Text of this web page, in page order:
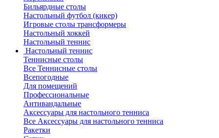
Бильярдные столы
Настольный футбол (кикер)
Игровые столы трансформеры
Настольный хоккей
Настольный теннис
Настольный теннис
Теннисные столы
Все Теннисные столы
Всепогодные
Для помещений
Профессиональные
Антивандальные
Аксессуары для настольного тенниса
Все Аксессуары для настольного тенниса
Ракетки